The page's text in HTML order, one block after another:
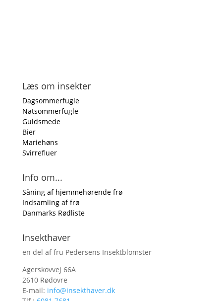
Læs om insekter
Dagsommerfugle
Natsommerfugle
Guldsmede
Bier
Mariehøns
Svirrefluer
Info om...
Såning af hjemmehørende frø
Indsamling af frø
Danmarks Rødliste
Insekthaver
en del af fru Pedersens Insektblomster
Agerskovvej 66A
2610 Rødovre
E-mail: info@insekthaver.dk